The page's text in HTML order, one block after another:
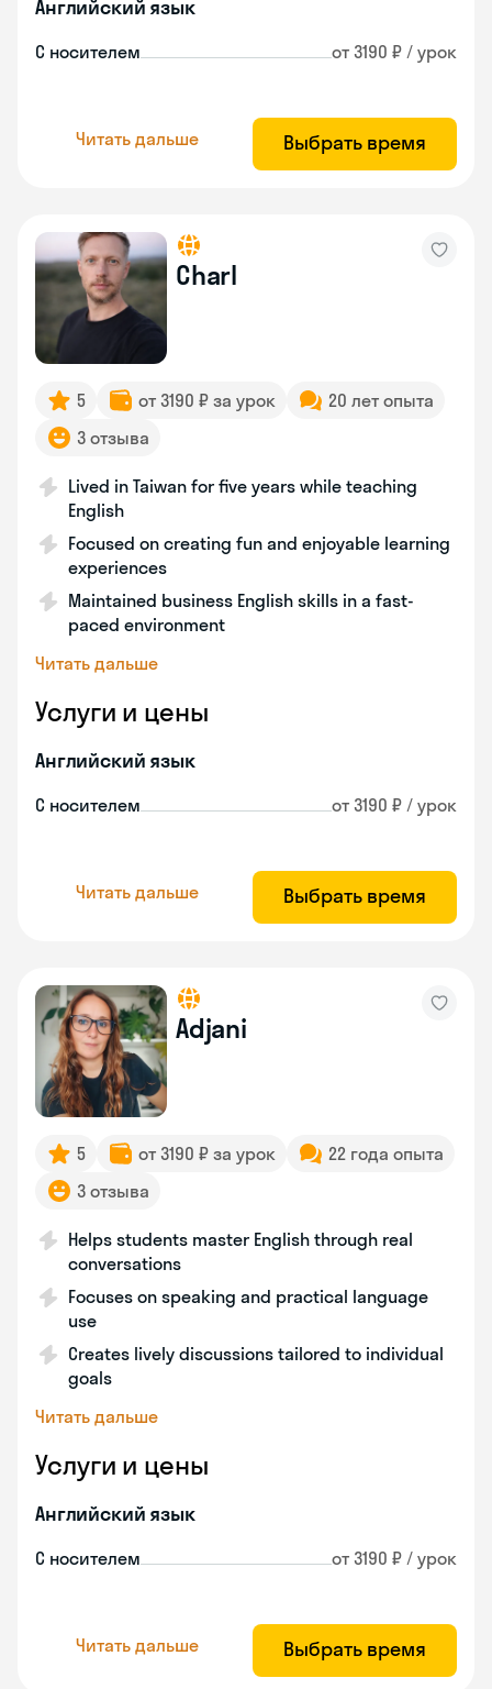
Английский язык
С носителем от 3190 ₽ / урок
Читать дальше Выбрать время
Charl
5 от 3190 ₽ за урок
20 лет опыта
3 отзыва
Lived in Taiwan for five years while teaching
English
Focused on creating fun and enjoyable learning
experiences
Maintained business English skills in a fast-
paced environment
Читать дальше
Услуги и цены
Английский язык
С носителем от 3190 ₽ / урок
Читать дальше Выбрать время
Adjani
5 от 3190 ₽ за урок
22 года опыта
3 отзыва
Helps students master English through real
conversations
Focuses on speaking and practical language
use
Creates lively discussions tailored to individual
goals
Читать дальше
Услуги и цены
Английский язык
С носителем от 3190 ₽ / урок
Читать дальше Выбрать время